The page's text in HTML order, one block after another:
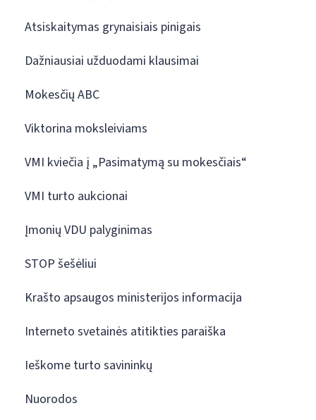
Atsiskaitymas grynaisiais pinigais
Dažniausiai užduodami klausimai
Mokesčių ABC
Viktorina moksleiviams
VMI kviečia į „Pasimatymą su mokesčiais“
VMI turto aukcionai
Įmonių VDU palyginimas
STOP šešėliui
Krašto apsaugos ministerijos informacija
Interneto svetainės atitikties paraiška
Ieškome turto savininkų
Nuorodos